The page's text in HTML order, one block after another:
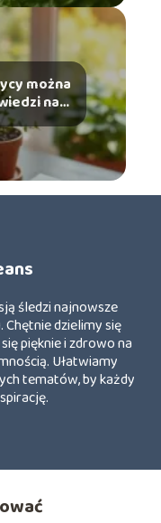
można
na
śledzi najnowsze
dzielimy się
pięknie i zdrowo na
Ułatwiamy
tematów, by każdy